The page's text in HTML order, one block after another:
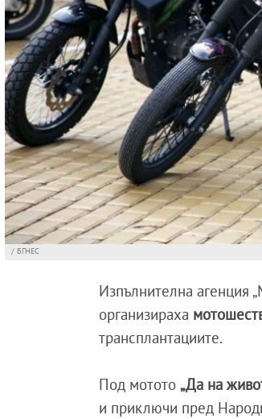
/ БГНЕС
Изпълнителна агенция
организираха
трансплантациите.
Под мотото„Да на
и приключи пред